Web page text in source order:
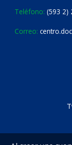
Teléfono: (593 2)
Correo: